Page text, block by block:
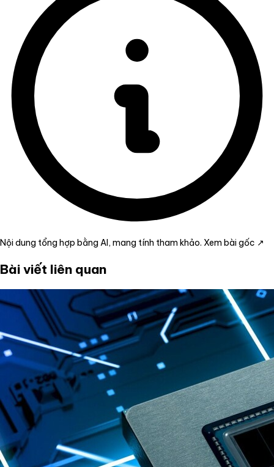
Nội dung tổng hợp bằng AI, mang tính tham khảo. Xem bài gốc ↗
Bài viết liên quan